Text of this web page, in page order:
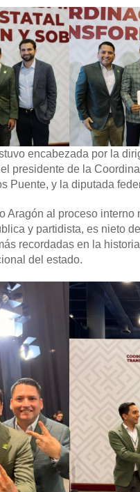
encabezada por la
presidente de la
Puente, y la diputada
Aragón al proceso
y partidista, es nieto
recordadas en la
del estado.